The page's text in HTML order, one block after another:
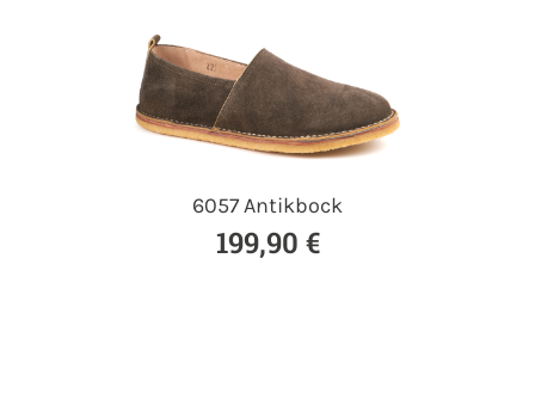
6057 Antikbock
199,90 €